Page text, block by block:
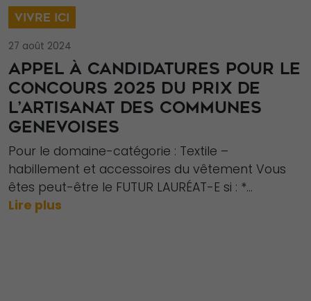
VIVRE ICI
27 août 2024
APPEL À CANDIDATURES POUR LE
CONCOURS 2025 DU PRIX DE
L’ARTISANAT DES COMMUNES
GENEVOISES
Pour le domaine-catégorie : Textile –
habillement et accessoires du vêtement Vous
êtes peut-être le FUTUR LAURÉAT-E si : *...
Lire plus